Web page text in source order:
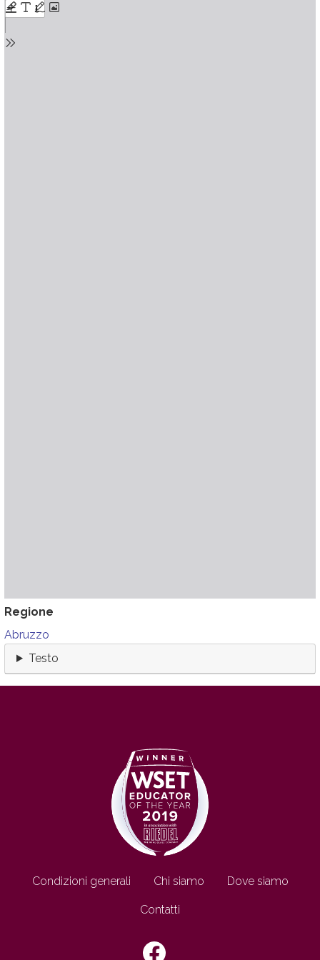
Regione
Abruzzo
Testo
Footer IT
Condizioni generali Chi siamo Dove siamo
Contatti